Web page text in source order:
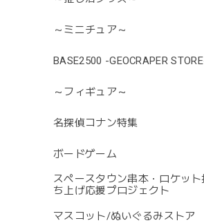
～ミニチュア～
BASE2500 -GEOCRAPER
～フィギュア～
名探偵コナン特集
ボードゲーム
スペースタウン串本・ロケット
ち上げ応援プロジェクト
マスコット/ぬいぐるみストア